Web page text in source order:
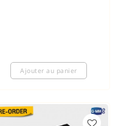
Ajouter au panier